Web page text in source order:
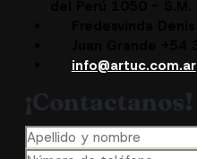
info@artuc.com.ar
¡Contactanos!